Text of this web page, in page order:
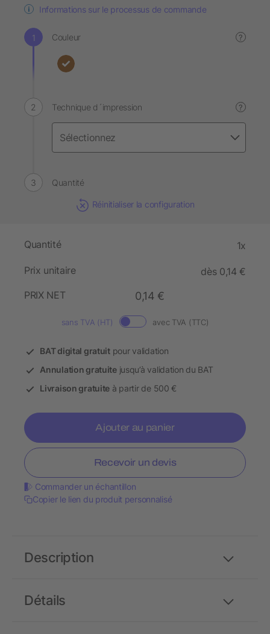
Informations sur le processus de commande
Couleur ?
Technique d´impression ?
Quantité
Réinitialiser la configuration
Quantité 1x
Prix unitaire
dès 0,14 €
PRIX NET
0,14 €
sans TVA (HT) avec TVA (TTC)
BAT digital gratuitpour validation
Annulation gratuitejusqu’à validation du BAT
Livraison gratuite à partir de 500 €
Ajouter au panier
Recevoir un devis
Commander un échantillon
Copier le lien du produit personnalisé
Détails
Description